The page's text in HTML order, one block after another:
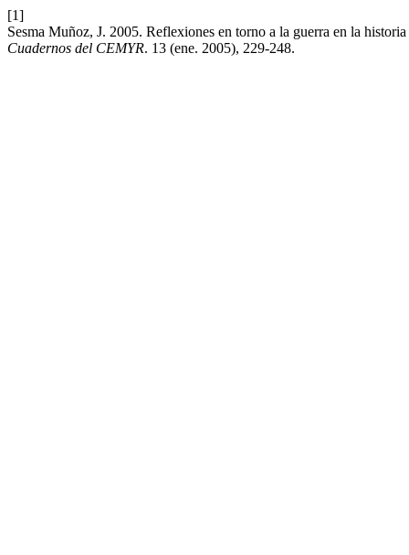
[1]
Sesma Muñoz, J. 2005. Reflexiones en torno a la guerra en la
Cuadernos del CEMYR. 13 (ene. 2005), 229-248.